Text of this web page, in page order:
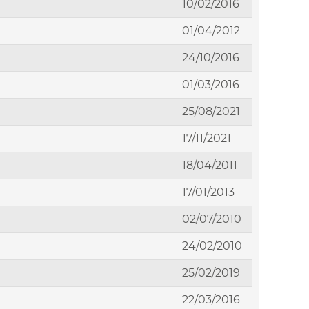
10/02/2016
01/04/2012
24/10/2016
01/03/2016
25/08/2021
17/11/2021
18/04/2011
17/01/2013
02/07/2010
24/02/2010
25/02/2019
22/03/2016